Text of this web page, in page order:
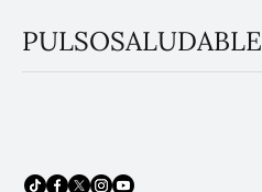
PULSOSALUDABLE